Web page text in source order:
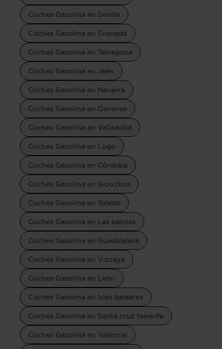
Coches Gasolina en Sevilla
Coches Gasolina en Granada
Coches Gasolina en Tarragona
Coches Gasolina en Jaén
Coches Gasolina en Navarra
Coches Gasolina en Ourense
Coches Gasolina en Valladolid
Coches Gasolina en Lugo
Coches Gasolina en Córdoba
Coches Gasolina en Gipuzkoa
Coches Gasolina en Toledo
Coches Gasolina en Las palmas
Coches Gasolina en Guadalajara
Coches Gasolina en Vizcaya
Coches Gasolina en León
Coches Gasolina en Islas baleares
Coches Gasolina en Santa cruz tenerife
Coches Gasolina en Valencia